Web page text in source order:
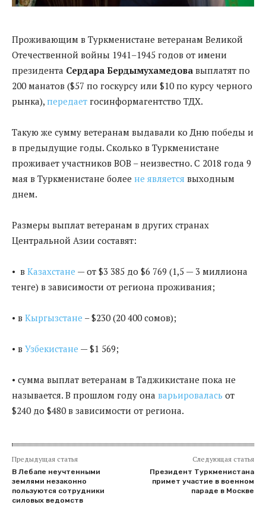
Проживающим в Туркменистане ветеранам Великой
Отечественной войны 1941–1945 годов от имени
президента Сердара Бердымухамедова выплатят по
200 манатов ($57 по госкурсу или $10 по курсу черного
рынка), передает госинформагентство ТДХ.
Такую же сумму ветеранам выдавали ко Дню победы и
в предыдущие годы. Сколько в Туркменистане
проживает участников ВОВ – неизвестно. С 2018 года 9
мая в Туркменистане более не является выходным
днем.
Размеры выплат ветеранам в других странах
Центральной Азии составят:
• в Казахстане — от $3 385 до $6 769 (1,5 — 3 миллиона
тенге) в зависимости от региона проживания;
• в Кыргызстане – $230 (20 400 сомов);
• в Узбекистане — $1 569;
• сумма выплат ветеранам в Таджикистане пока не
называется. В прошлом году она варьировалась от
$240 до $480 в зависимости от региона.
Предыдущая статья
В Лебапе неучтенными
землями незаконно
пользуются сотрудники
силовых ведомств
Следующая статья
Президент Туркменистана
примет участие в военном
параде в Москве